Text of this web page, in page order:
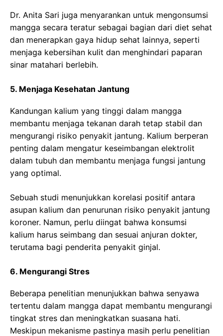
Dr. Anita Sari juga menyarankan untuk mengonsumsi
mangga secara teratur sebagai bagian dari diet sehat
dan menerapkan gaya hidup sehat lainnya, seperti
menjaga kebersihan kulit dan menghindari paparan
sinar matahari berlebih.
5. Menjaga Kesehatan Jantung
Kandungan kalium yang tinggi dalam mangga
membantu menjaga tekanan darah tetap stabil dan
mengurangi risiko penyakit jantung. Kalium berperan
penting dalam mengatur keseimbangan elektrolit
dalam tubuh dan membantu menjaga fungsi jantung
yang optimal.
Sebuah studi menunjukkan korelasi positif antara
asupan kalium dan penurunan risiko penyakit jantung
koroner. Namun, perlu diingat bahwa konsumsi
kalium harus seimbang dan sesuai anjuran dokter,
terutama bagi penderita penyakit ginjal.
6. Mengurangi Stres
Beberapa penelitian menunjukkan bahwa senyawa
tertentu dalam mangga dapat membantu mengurangi
tingkat stres dan meningkatkan suasana hati.
Meskipun mekanisme pastinya masih perlu penelitian